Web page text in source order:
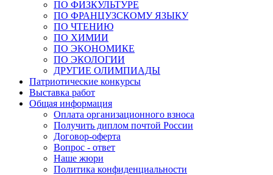
ПО ФИЗКУЛЬТУРЕ
ПО ФРАНЦУЗСКОМУ ЯЗЫКУ
ПО ЧТЕНИЮ
ПО ХИМИИ
ПО ЭКОНОМИКЕ
ПО ЭКОЛОГИИ
ДРУГИЕ ОЛИМПИАДЫ
Патриотические конкурсы
Выставка работ
Общая информация
Оплата организационного взноса
Получить диплом почтой России
Договор-оферта
Вопрос - ответ
Наше жюри
Политика конфиденциальности